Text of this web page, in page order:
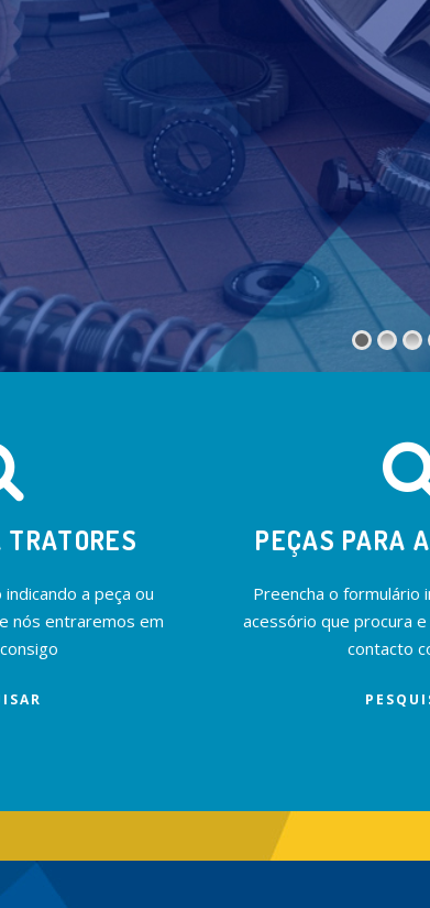
a peça ou
nós entraremos em
PEÇAS PARA
Preencha o formulário
acessório que procura
contacto